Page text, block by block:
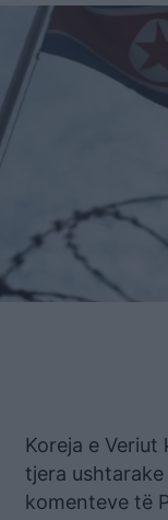
Koreja e
tjera
komenteve të